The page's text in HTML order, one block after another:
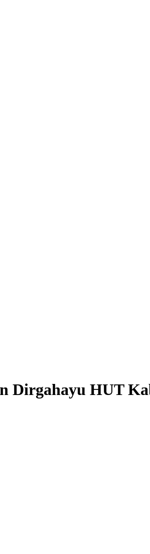
Dirgahayu HUT